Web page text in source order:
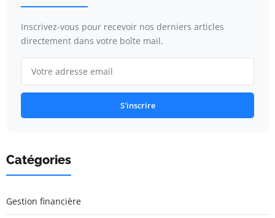
Inscrivez-vous pour recevoir nos derniers articles
directement dans votre boîte mail.
S'inscrire
Catégories
Gestion financière